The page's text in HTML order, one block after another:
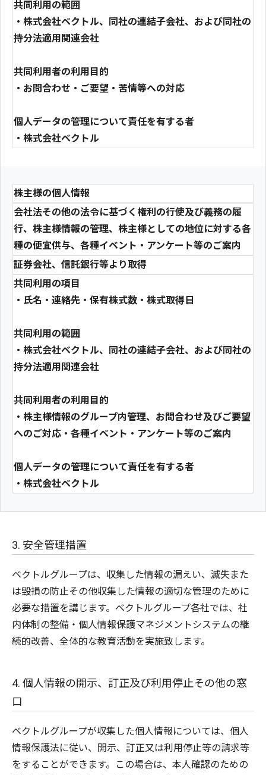
共同利用の範囲
・株式会社ベクトル、同社の連結子会社、および同社の
持分法適用関連会社
共同利用者の利用目的
・お問合わせ・ご要望・苦情等への対応
個人データの管理について責任を有する者
・株式会社ベクトル
株主様の個人情報
会社法その他の法令に基づく権利の行使及び義務の履
行、株主様情報の管理、株主様としての地位に対する各
種の便宜供与、各種イベント・アンケート等のご案内
証券会社、信託銀行等より取得
共同利用の項目
・氏名・連絡先・保有株式数・株式取得日
共同利用の範囲
・株式会社ベクトル、同社の連結子会社、および同社の
持分法適用関連会社
共同利用者の利用目的
・株主様情報のグループ内管理、お問合わせ及びご要望
へのご対応・各種イベント・アンケート等のご案内
個人データの管理について責任を有する者
・株式会社ベクトル
3. 安全管理措置
ベクトルグループは、収集した情報の漏えい、滅失また
は毀損の防止その他収集した情報の適切な管理のために
必要な措置を講じます。ベクトルグループ各社では、社
内体制の整備・個⼈情報保護マネジメントシステムの継
続的改善、全体的な教育活動を実施致します。
4. 個人情報の開示、訂正及び利用停止その他の窓
口
ベクトルグループが収集した個人情報については、個人
情報保護法に従い、開示、訂正又は利用停止等の請求等
をすることができます。この場合は、本人確認のための